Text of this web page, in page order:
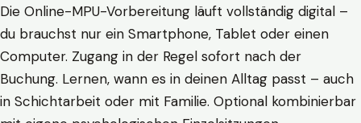
Die Online-MPU-Vorbereitung läuft vollständig digital –
du brauchst nur ein Smartphone, Tablet oder einen
Computer. Zugang in der Regel sofort nach der
Buchung. Lernen, wann es in deinen Alltag passt – auch
in Schichtarbeit oder mit Familie. Optional kombinierbar